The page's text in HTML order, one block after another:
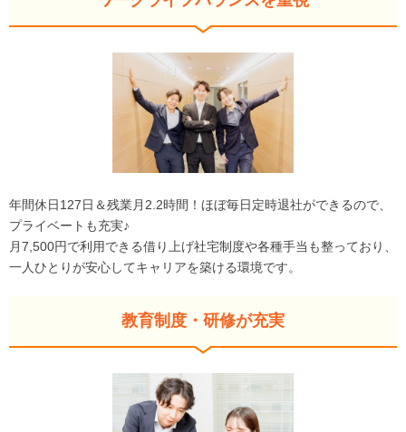
年間休日127日＆残業月2.2時間！ほぼ毎日定時退社ができるので、
プライベートも充実♪
月7,500円で利用できる借り上げ社宅制度や各種手当も整っており、
一人ひとりが安心してキャリアを築ける環境です。
教育制度・研修が充実